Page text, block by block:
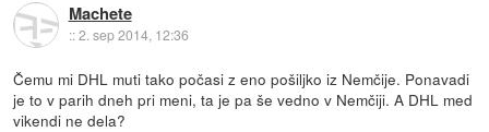
Machete
::2. sep 2014, 12:36
Čemu mi DHL muti tako počasi z eno pošiljko iz Nemčije. Ponavadi
je to v parih dneh pri meni, ta je pa še vedno v Nemčiji. A DHL med
vikendi ne dela?